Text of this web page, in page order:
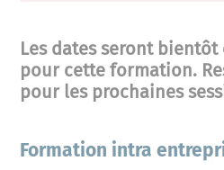
Les dates seront
pour cette formation.
pour les prochaines
Formation intra